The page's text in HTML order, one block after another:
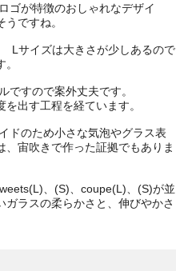
ゴが特徴のおしゃれなデザイ
ですね。
Lサイズは大きさが少しあるので
ですので案外丈夫です。
出す工程を経ています。
ドのため小さな気泡やグラス表
宙吹きで作った証拠でもありま
、(S)、coupe(L)、(S)が並
ガラスの柔らかさと、伸びやかさ